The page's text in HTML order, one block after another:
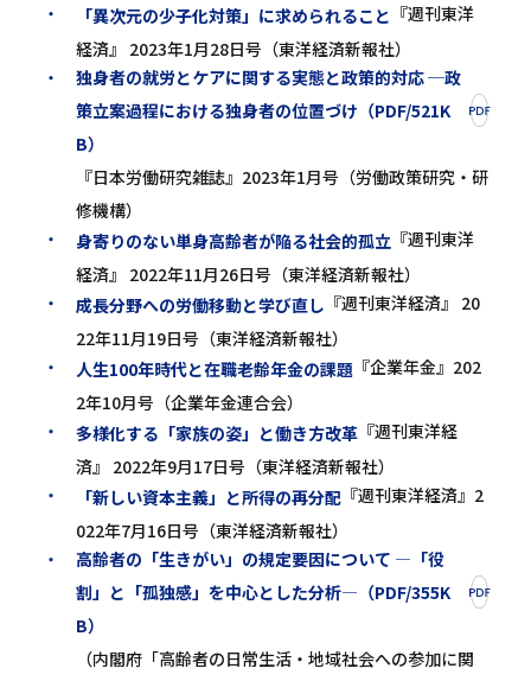
「異次元の少子化対策」に求められること 『週刊東洋
経済』 2023年1月28日号（東洋経済新報社）
独身者の就労とケアに関する実態と政策的対応 ─政
策立案過程における独身者の位置づけ（PDF/521K
B）
『日本労働研究雑誌』2023年1月号（労働政策研究・研
修機構）
身寄りのない単身高齢者が陥る社会的孤立 『週刊東洋
経済』 2022年11月26日号（東洋経済新報社）
成長分野への労働移動と学び直し 『週刊東洋経済』 20
22年11月19日号（東洋経済新報社）
人生100年時代と在職老齢年金の課題『企業年金』202
2年10月号（企業年金連合会）
多様化する「家族の姿」と働き方改革『週刊東洋経
済』 2022年9月17日号（東洋経済新報社）
「新しい資本主義」と所得の再分配 『週刊東洋経済』2
022年7月16日号（東洋経済新報社）
高齢者の「生きがい」の規定要因について ―「役
割」と「孤独感」を中心とした分析―（PDF/355K
B）
（内閣府「高齢者の日常生活・地域社会への参加に関